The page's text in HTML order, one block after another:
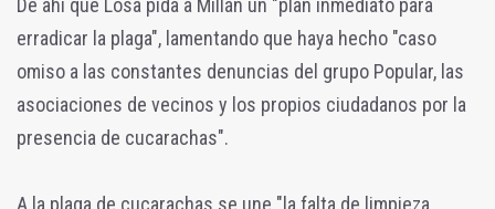
erradicar la plaga", lamentando que haya hecho "caso
omiso a las constantes denuncias del grupo Popular, las
asociaciones de vecinos y los propios ciudadanos por la
presencia de cucarachas".
A la plaga de cucarachas se une "la falta de limpieza